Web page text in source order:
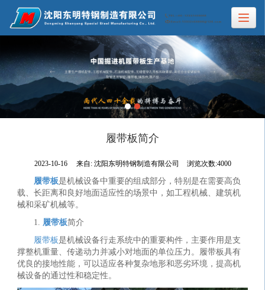
履带板简介
2023-10-16 来自: 沈阳东明特钢制造有限公司 浏览次数:4000
履带板是机械设备中重要的组成部分，特别是在需要高负
载、长距离和良好地面适应性的场景中，如工程机械、建筑机
械和采矿机械等。
1. 履带板简介
履带板是机械设备行走系统中的重要构件，主要作用是支
撑整机重量、传递动力并减小对地面的单位压力。履带板具有
优良的接地性能，可以适应各种复杂地形和恶劣环境，提高机
械设备的通过性和稳定性。